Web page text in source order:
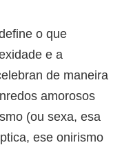
o que
e a
de maneira
amorosos
(ou sexa, esa
ese onirismo